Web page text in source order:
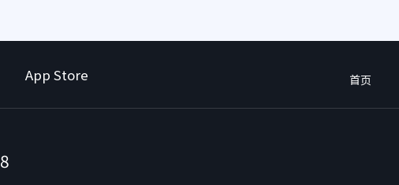
App Store 首页